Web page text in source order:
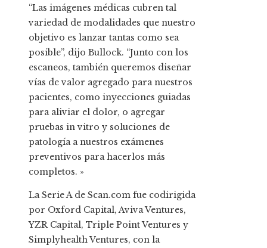
“Las imágenes médicas cubren tal
variedad de modalidades que nuestro
objetivo es lanzar tantas como sea
posible”, dijo Bullock. “Junto con los
escaneos, también queremos diseñar
vías de valor agregado para nuestros
pacientes, como inyecciones guiadas
para aliviar el dolor, o agregar
pruebas in vitro y soluciones de
patología a nuestros exámenes
preventivos para hacerlos más
completos. »
La Serie A de Scan.com fue codirigida
por Oxford Capital, Aviva Ventures,
YZR Capital, Triple Point Ventures y
Simplyhealth Ventures, con la